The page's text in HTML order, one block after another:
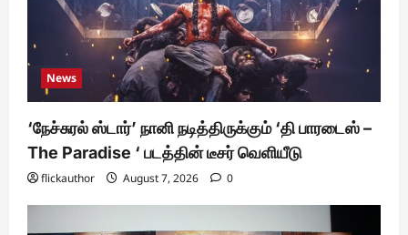
News
‘நேச்சுரல் ஸ்டார்’ நானி நடித்திருக்கும் ‘தி பாரடைஸ் –
The Paradise ‘ படத்தின் டீசர் வெளியீடு
flickauthor August 7, 2026 0